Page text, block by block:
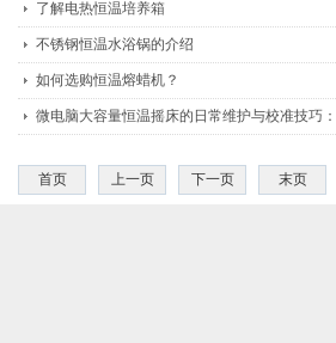
了解电热恒温培养箱
不锈钢恒温水浴锅的介绍
如何选购恒温熔蜡机？
微电脑大容量恒温摇床的日常维护与校准技巧
首页
上一页 下一页 末页